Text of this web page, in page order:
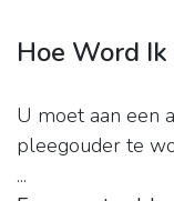
Hoe Word
U moet aan een
pleegouder te
...